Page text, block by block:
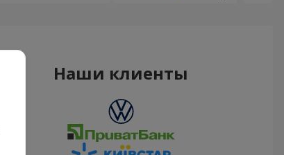
Наши клиенты